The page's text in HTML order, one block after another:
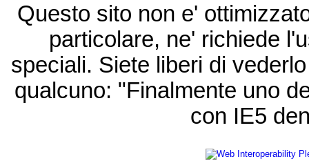
Questo sito non e'
particolare, ne' richiede
speciali. Siete liberi di
qualcuno: "Finalmente uno
con IE5